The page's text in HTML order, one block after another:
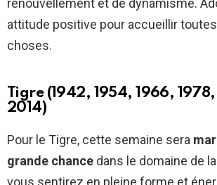
renouvellement et de dynamisme.
attitude positive pour accueillir
choses.
Tigre (1942, 1954, 1966,
2014)
Pour le Tigre, cette semaine sera
grande chance dans le domaine de
vous sentirez en pleine forme et